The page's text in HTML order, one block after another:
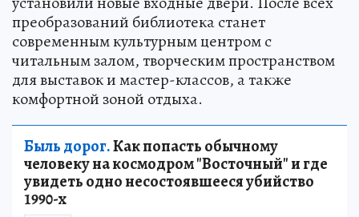
преобразований библиотека станет
современным культурным центром с
читальным залом, творческим пространством
для выставок и мастер-классов, а также
комфортной зоной отдыха.
Быль дорог.Как попасть обычному
человеку на космодром "Восточный" и где
увидеть одно несостоявшееся убийство
1990-х